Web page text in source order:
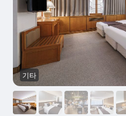
기타